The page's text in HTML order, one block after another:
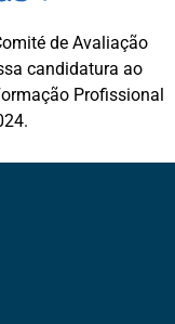
de Avaliação
candidatura ao
Profissional